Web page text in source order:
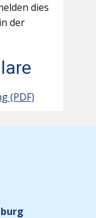
dies
der
(PDF)